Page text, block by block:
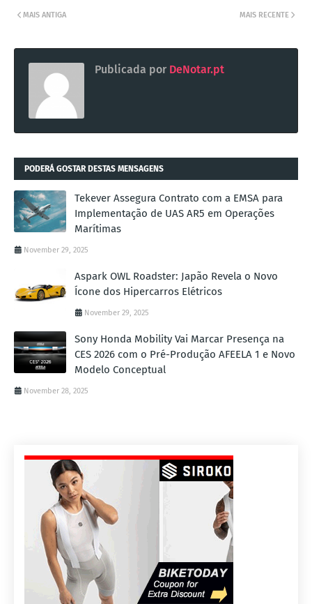
MAIS RECENTE
MAIS ANTIGA
Publicada por DeNotar.pt
PODERÁ GOSTAR DESTAS MENSAGENS
Tekever Assegura Contrato com a EMSA para
Implementação de UAS AR5 em Operações
Marítimas
November 29, 2025
Aspark OWL Roadster: Japão Revela o Novo
Ícone dos Hipercarros Elétricos
November 29, 2025
Sony Honda Mobility Vai Marcar Presença na
CES 2026 com o Pré-Produção AFEELA 1 e Novo
Modelo Conceptual
November 28, 2025